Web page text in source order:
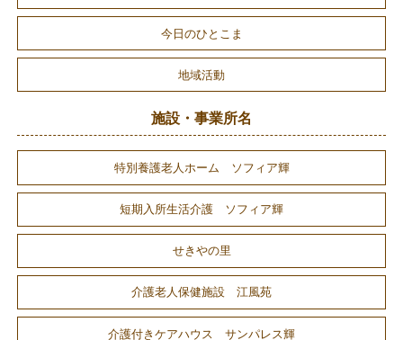
今日のひとこま
地域活動
施設・事業所名
特別養護老人ホーム ソフィア輝
短期入所生活介護 ソフィア輝
せきやの里
介護老人保健施設 江風苑
介護付きケアハウス サンパレス輝